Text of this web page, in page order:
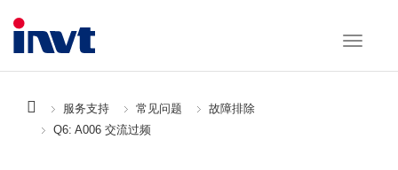
服务支持 常见问题
故障排除
Q6: A006 交流过频